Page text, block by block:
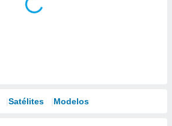
Satélites Modelos